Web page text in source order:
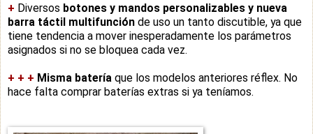
+ Diversos botones y mandos personalizables y nueva
barra táctil multifunción de uso un tanto discutible, ya que
tiene tendencia a mover inesperadamente los parámetros
asignados si no se bloquea cada vez.
+ + + Misma batería que los modelos anteriores réflex. No
hace falta comprar baterías extras si ya teníamos.